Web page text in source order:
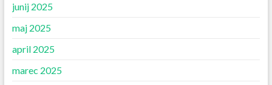
junij 2025
maj 2025
april 2025
marec 2025